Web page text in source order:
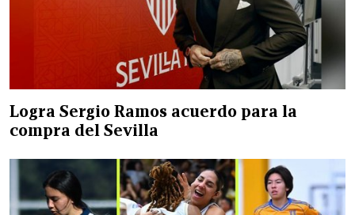
Logra Sergio Ramos acuerdo para la
compra del Sevilla